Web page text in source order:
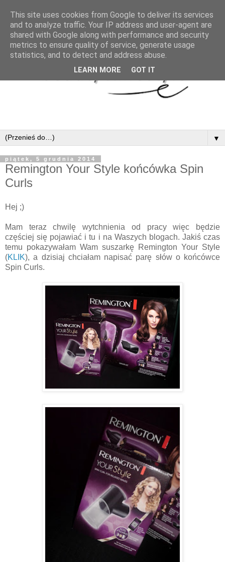
▼
piątek, 5 grudnia 2014
Remington Your Style końcówka Spin
Curls
Hej ;)
Mam teraz chwilę wytchnienia od pracy więc będzie
częściej się pojawiać i tu i na Waszych blogach. Jakiś czas
temu pokazywałam Wam suszarkę Remington Your Style
(KLIK), a dzisiaj chciałam napisać parę słów o końcówce
Spin Curls.
This site uses cookies from Google to deliver its services
and to analyze traffic. Your IP address and user-agent are
shared with Google along with performance and security
metrics to ensure quality of service, generate usage
statistics, and to detect and address abuse.
LEARN MORE GOT IT